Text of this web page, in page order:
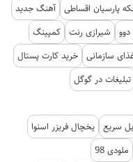
پارسیان اقساطی آهنگ جدید
شیرازی رنت کمپینگ
سازمانی خرید کارت پستال
تبلیغات در گوگل
سریع یخچال فریزر اسنوا
ملودی 98